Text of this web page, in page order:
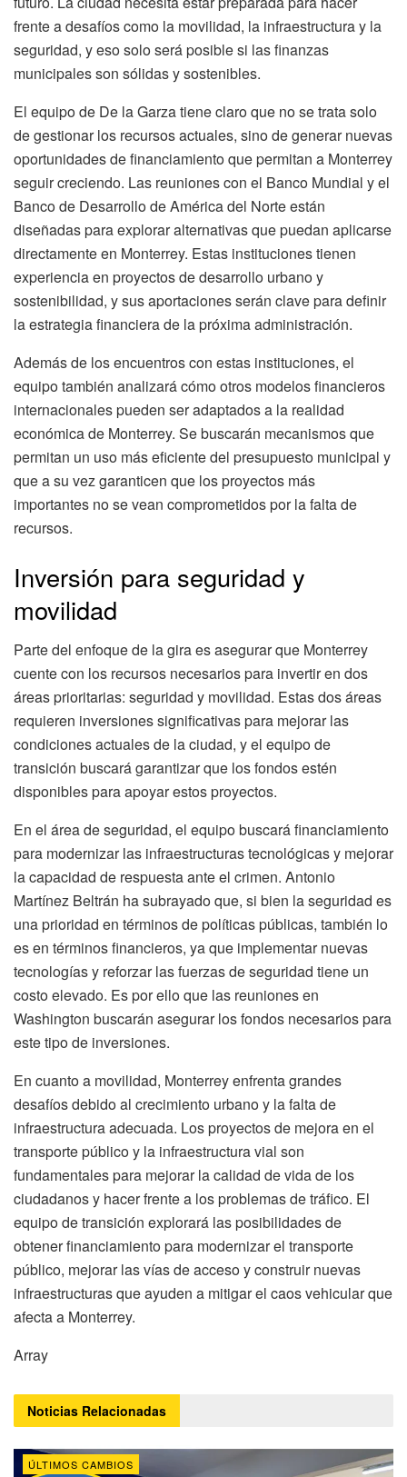
frente a desafíos como la movilidad, la infraestructura y la
seguridad, y eso solo será posible si las finanzas
municipales son sólidas y sostenibles.
El equipo de De la Garza tiene claro que no se trata solo
de gestionar los recursos actuales, sino de generar nuevas
oportunidades de financiamiento que permitan a Monterrey
seguir creciendo. Las reuniones con el Banco Mundial y el
Banco de Desarrollo de América del Norte están
diseñadas para explorar alternativas que puedan aplicarse
directamente en Monterrey. Estas instituciones tienen
experiencia en proyectos de desarrollo urbano y
sostenibilidad, y sus aportaciones serán clave para definir
la estrategia financiera de la próxima administración.
Además de los encuentros con estas instituciones, el
equipo también analizará cómo otros modelos financieros
internacionales pueden ser adaptados a la realidad
económica de Monterrey. Se buscarán mecanismos que
permitan un uso más eficiente del presupuesto municipal y
que a su vez garanticen que los proyectos más
importantes no se vean comprometidos por la falta de
recursos.
Inversión para seguridad y
movilidad
Parte del enfoque de la gira es asegurar que Monterrey
cuente con los recursos necesarios para invertir en dos
áreas prioritarias: seguridad y movilidad. Estas dos áreas
requieren inversiones significativas para mejorar las
condiciones actuales de la ciudad, y el equipo de
transición buscará garantizar que los fondos estén
disponibles para apoyar estos proyectos.
En el área de seguridad, el equipo buscará financiamiento
para modernizar las infraestructuras tecnológicas y mejorar
la capacidad de respuesta ante el crimen. Antonio
Martínez Beltrán ha subrayado que, si bien la seguridad es
una prioridad en términos de políticas públicas, también lo
es en términos financieros, ya que implementar nuevas
tecnologías y reforzar las fuerzas de seguridad tiene un
costo elevado. Es por ello que las reuniones en
Washington buscarán asegurar los fondos necesarios para
este tipo de inversiones.
En cuanto a movilidad, Monterrey enfrenta grandes
desafíos debido al crecimiento urbano y la falta de
infraestructura adecuada. Los proyectos de mejora en el
transporte público y la infraestructura vial son
fundamentales para mejorar la calidad de vida de los
ciudadanos y hacer frente a los problemas de tráfico. El
equipo de transición explorará las posibilidades de
obtener financiamiento para modernizar el transporte
público, mejorar las vías de acceso y construir nuevas
infraestructuras que ayuden a mitigar el caos vehicular que
afecta a Monterrey.
Array
Noticias Relacionadas
ÚLTIMOS CAMBIOS